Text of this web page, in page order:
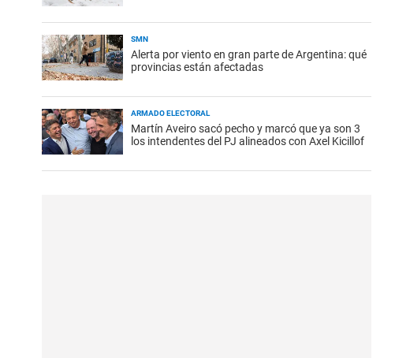
SMN
Alerta por viento en gran parte de Argentina: qué
provincias están afectadas
ARMADO ELECTORAL
Martín Aveiro sacó pecho y marcó que ya son 3
los intendentes del PJ alineados con Axel Kicillof